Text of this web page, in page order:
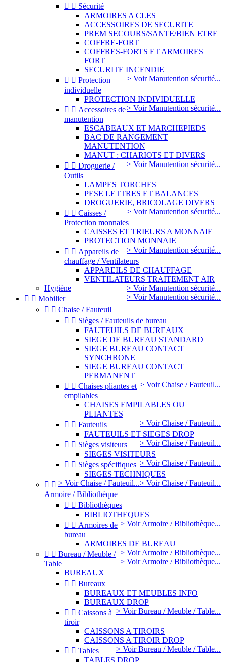
  Sécurité
ARMOIRES A CLES
ACCESSOIRES DE SECURITE
PREM SECOURS/SANTE/BIEN ETRE
COFFRE-FORT
COFFRES-FORTS ET ARMOIRES
FORT
SECURITE INCENDIE
> Voir Manutention sécurité...
  Protection
individuelle
PROTECTION INDIVIDUELLE
> Voir Manutention sécurité...
  Accessoires de
manutention
ESCABEAUX ET MARCHEPIEDS
BAC DE RANGEMENT
MANUTENTION
MANUT : CHARIOTS ET DIVERS
> Voir Manutention sécurité...
  Droguerie /
Outils
LAMPES TORCHES
PESE LETTRES ET BALANCES
DROGUERIE, BRICOLAGE DIVERS
> Voir Manutention sécurité...
  Caisses /
Protection monnaies
CAISSES ET TRIEURS A MONNAIE
PROTECTION MONNAIE
> Voir Manutention sécurité...
  Appareils de
chauffage / Ventilateurs
APPAREILS DE CHAUFFAGE
VENTILATEURS TRAITEMENT AIR
> Voir Manutention sécurité...
> Voir Manutention sécurité...
Hygiène
  Mobilier
  Chaise / Fauteuil
  Sièges / Fauteuils de bureau
FAUTEUILS DE BUREAUX
SIEGE DE BUREAU STANDARD
SIEGE BUREAU CONTACT
SYNCHRONE
SIEGE BUREAU CONTACT
PERMANENT
> Voir Chaise / Fauteuil...
  Chaises pliantes et
empilables
CHAISES EMPILABLES OU
PLIANTES
> Voir Chaise / Fauteuil...
  Fauteuils
FAUTEUILS ET SIEGES DROP
> Voir Chaise / Fauteuil...
  Sièges visiteurs
SIEGES VISITEURS
> Voir Chaise / Fauteuil...
  Sièges spécifiques
SIEGES TECHNIQUES
> Voir Chaise / Fauteuil...
> Voir Chaise / Fauteuil...
 
Armoire / Bibliothèque
  Bibliothèques
BIBLIOTHEQUES
> Voir Armoire / Bibliothèque...
  Armoires de
bureau
ARMOIRES DE BUREAU
> Voir Armoire / Bibliothèque...
> Voir Armoire / Bibliothèque...
  Bureau / Meuble /
Table
BUREAUX
  Bureaux
BUREAUX ET MEUBLES INFO
BUREAUX DROP
> Voir Bureau / Meuble / Table...
  Caissons à
tiroir
CAISSONS A TIROIRS
CAISSONS A TIROIR DROP
> Voir Bureau / Meuble / Table...
  Tables